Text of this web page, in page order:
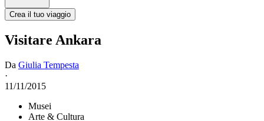
Crea il tuo viaggio
Visitare Ankara
Da Giulia Tempesta
·
11/11/2015
Musei
Arte & Cultura